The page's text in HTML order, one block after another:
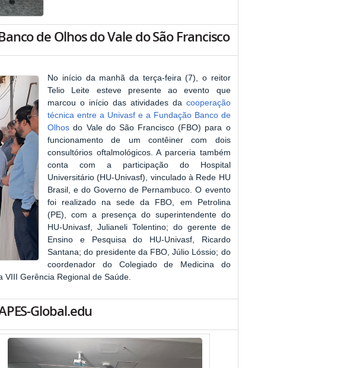
de Olhos do Vale do São Francisco
No início da manhã da terça-feira (7), o reitor
Telio Leite esteve presente ao evento que
marcou o início das atividades da cooperação
técnica entre a Univasf e a Fundação Banco de
Olhos do Vale do São Francisco (FBO) para o
funcionamento de um contêiner com dois
consultórios oftalmológicos. A parceria também
conta com a participação do Hospital
Universitário (HU-Univasf), vinculado à Rede HU
Brasil, e do Governo de Pernambuco. O evento
foi realizado
na sede da FBO, em Petrolina
(PE), com a presença do superintendente do
HU-Univasf, Julianeli Tolentino; do gerente de
Ensino e Pesquisa do HU-Univasf, Ricardo
Santana; do presidente da FBO, Júlio Lóssio; do
coordenador do Colegiado de Medicina do
Gerência Regional de Saúde.
Global.edu